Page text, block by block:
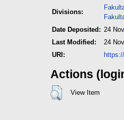
Divisions:
Date Deposited: 24
Last Modified:
24
URI:
Actions
View Item